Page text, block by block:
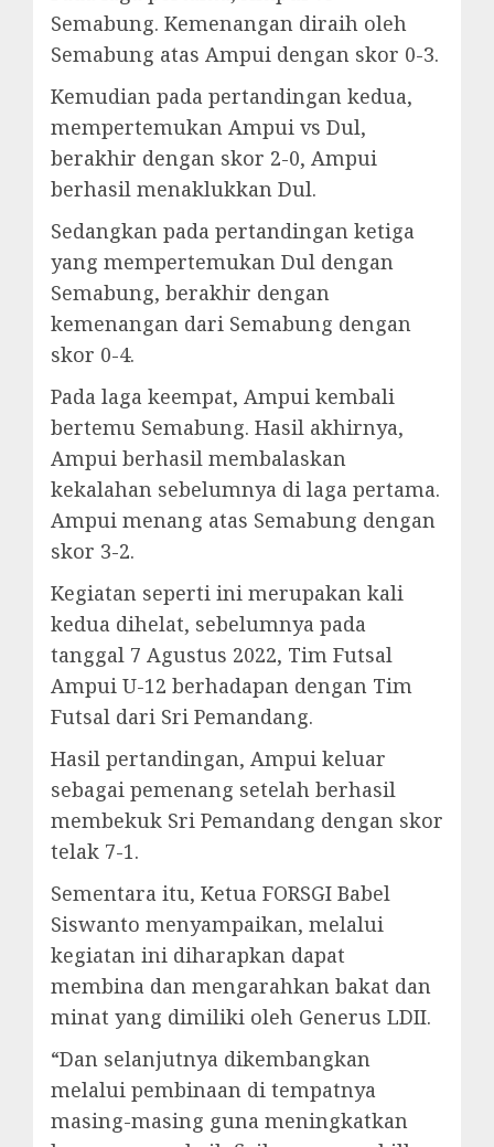
Semabung. Kemenangan diraih oleh
Semabung atas Ampui dengan skor 0-3.
Kemudian pada pertandingan kedua,
mempertemukan Ampui vs Dul,
berakhir dengan skor 2-0, Ampui
berhasil menaklukkan Dul.
Sedangkan pada pertandingan ketiga
yang mempertemukan Dul dengan
Semabung, berakhir dengan
kemenangan dari Semabung dengan
skor 0-4.
Pada laga keempat, Ampui kembali
bertemu Semabung. Hasil akhirnya,
Ampui berhasil membalaskan
kekalahan sebelumnya di laga pertama.
Ampui menang atas Semabung dengan
skor 3-2.
Kegiatan seperti ini merupakan kali
kedua dihelat, sebelumnya pada
tanggal 7 Agustus 2022, Tim Futsal
Ampui U-12 berhadapan dengan Tim
Futsal dari Sri Pemandang.
Hasil pertandingan, Ampui keluar
sebagai pemenang setelah berhasil
membekuk Sri Pemandang dengan skor
telak 7-1.
Sementara itu, Ketua FORSGI Babel
Siswanto menyampaikan, melalui
kegiatan ini diharapkan dapat
membina dan mengarahkan bakat dan
minat yang dimiliki oleh Generus LDII.
“Dan selanjutnya dikembangkan
melalui pembinaan di tempatnya
masing-masing guna meningkatkan